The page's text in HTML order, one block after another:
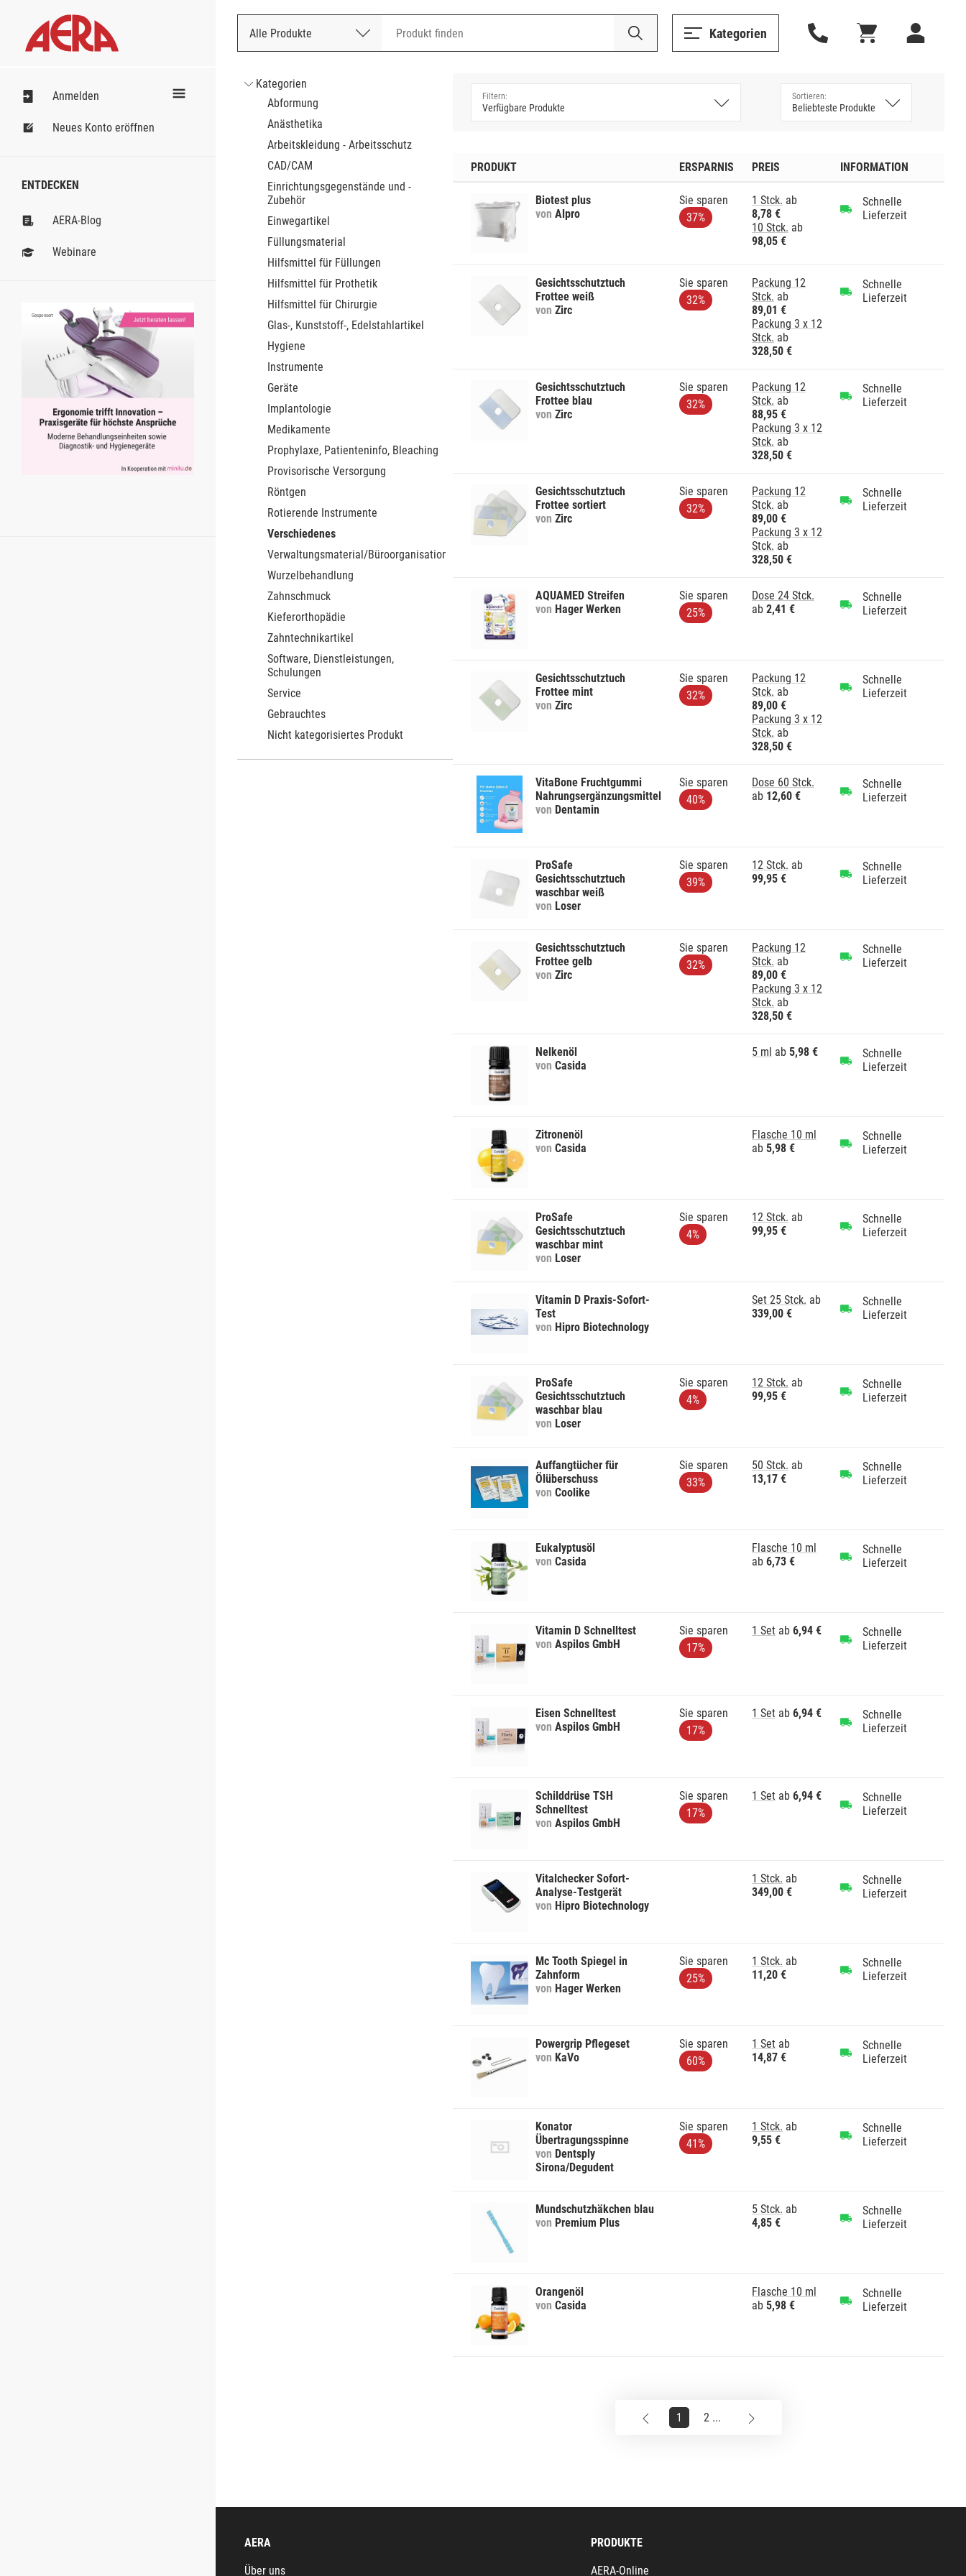
Alle Produkte
Nach Bestellnummer Kategorien
Anmelden
Neues Konto eröffnen
ENTDECKEN
AERA-Blog
Webinare
Gesponsert
Kategorien
Abformung
Anästhetika
Arbeitskleidung - Arbeitsschutz
CAD/CAM
Einrichtungsgegenstände und -
Zubehör
Einwegartikel
Füllungsmaterial
Hilfsmittel für Füllungen
Hilfsmittel für Prothetik
Hilfsmittel für Chirurgie
Glas-, Kunststoff-, Edelstahlartikel
Hygiene
Instrumente
Geräte
Implantologie
Medikamente
Prophylaxe, Patienteninfo, Bleaching
Provisorische Versorgung
Röntgen
Rotierende Instrumente
Verschiedenes
Verwaltungsmaterial/Büroorganisation
Wurzelbehandlung
Zahnschmuck
Kieferorthopädie
Zahntechnikartikel
Software, Dienstleistungen,
Schulungen
Service
Gebrauchtes
Nicht kategorisiertes Produkt
PRODUKT ERSPARNIS PREIS INFORMATION
Biotest plus
von Alpro
Sie sparen
37%
1 Stck. ab
8,78 €
10 Stck. ab
98,05 €
Schnelle
Lieferzeit
Gesichtsschutztuch
Frottee weiß
von Zirc
Sie sparen
32%
Packung 12
Stck. ab
89,01 €
Packung 3 x 12
Stck. ab
328,50 €
Schnelle
Lieferzeit
Gesichtsschutztuch
Frottee blau
von Zirc
Sie sparen
32%
Packung 12
Stck. ab
88,95 €
Packung 3 x 12
Stck. ab
328,50 €
Schnelle
Lieferzeit
Gesichtsschutztuch
Frottee sortiert
von Zirc
Sie sparen
32%
Packung 12
Stck. ab
89,00 €
Packung 3 x 12
Stck. ab
328,50 €
Schnelle
Lieferzeit
AQUAMED Streifen
von Hager Werken
Sie sparen
25%
Dose 24 Stck.
ab 2,41 €
Schnelle
Lieferzeit
Gesichtsschutztuch
Frottee mint
von Zirc
Sie sparen
32%
Packung 12
Stck. ab
89,00 €
Packung 3 x 12
Stck. ab
328,50 €
Schnelle
Lieferzeit
VitaBone Fruchtgummi
Nahrungsergänzungsmittel
von Dentamin
Sie sparen
40%
Dose 60 Stck.
ab 12,60 €
Schnelle
Lieferzeit
ProSafe
Gesichtsschutztuch
waschbar weiß
von Loser
Sie sparen
39%
12 Stck. ab
99,95 €
Schnelle
Lieferzeit
Gesichtsschutztuch
Frottee gelb
von Zirc
Sie sparen
32%
Packung 12
Stck. ab
89,00 €
Packung 3 x 12
Stck. ab
328,50 €
Schnelle
Lieferzeit
Nelkenöl
von Casida
5 ml ab 5,98 €
Schnelle
Lieferzeit
Zitronenöl
von Casida
Flasche 10 ml
ab 5,98 €
Schnelle
Lieferzeit
ProSafe
Gesichtsschutztuch
waschbar mint
von Loser
Sie sparen
4%
12 Stck. ab
99,95 €
Schnelle
Lieferzeit
Vitamin D Praxis-Sofort-
Test
von Hipro Biotechnology
Set 25 Stck. ab
339,00 €
Schnelle
Lieferzeit
ProSafe
Gesichtsschutztuch
waschbar blau
von Loser
Sie sparen
4%
12 Stck. ab
99,95 €
Schnelle
Lieferzeit
Auffangtücher für
Ölüberschuss
von Coolike
Sie sparen
33%
50 Stck. ab
13,17 €
Schnelle
Lieferzeit
Eukalyptusöl
von Casida
Flasche 10 ml
ab 6,73 €
Schnelle
Lieferzeit
Vitamin D Schnelltest
von Aspilos GmbH
Sie sparen
17%
1 Set ab 6,94 €
Schnelle
Lieferzeit
Eisen Schnelltest
von Aspilos GmbH
Sie sparen
17%
1 Set ab 6,94 €
Schnelle
Lieferzeit
Schilddrüse TSH
Schnelltest
von Aspilos GmbH
Sie sparen
17%
1 Set ab 6,94 €
Schnelle
Lieferzeit
Vitalchecker Sofort-
Analyse-Testgerät
von Hipro Biotechnology
1 Stck. ab
349,00 €
Schnelle
Lieferzeit
Mc Tooth Spiegel in
Zahnform
von Hager Werken
Sie sparen
25%
1 Stck. ab
11,20 €
Schnelle
Lieferzeit
Powergrip Pflegeset
von KaVo
Sie sparen
60%
1 Set ab
14,87 €
Schnelle
Lieferzeit
Konator
Übertragungsspinne
von Dentsply
Sirona/Degudent
Sie sparen
41%
1 Stck. ab
9,55 €
Schnelle
Lieferzeit
Mundschutzhäkchen blau
von Premium Plus
5 Stck. ab
4,85 €
Schnelle
Lieferzeit
Orangenöl
von Casida
Flasche 10 ml
ab 5,98 €
Schnelle
Lieferzeit
1 2 ...
AERA
Über uns
PRODUKTE
AERA-Online